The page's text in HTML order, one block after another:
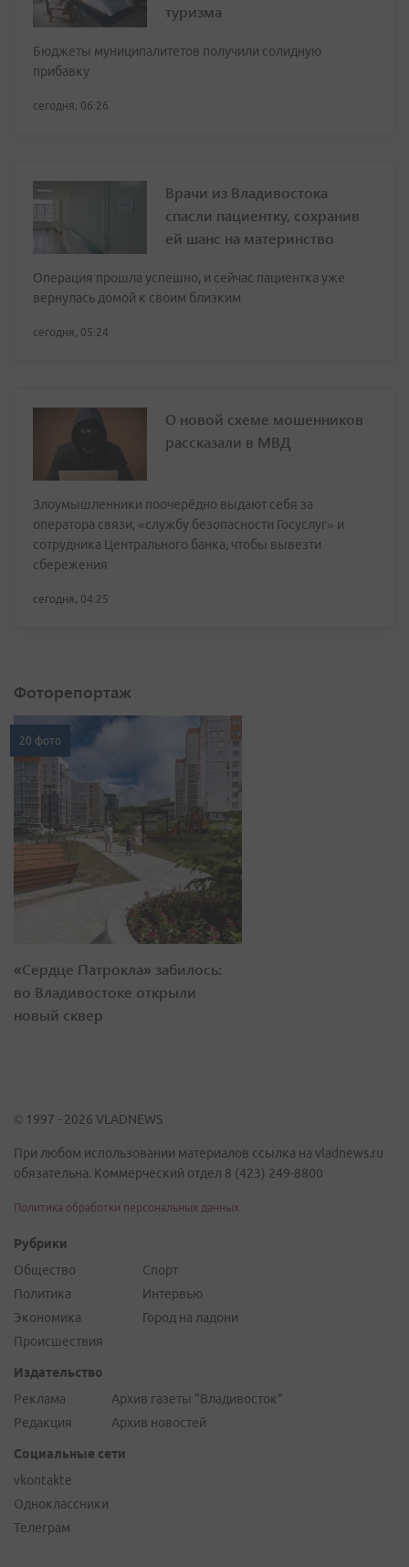
туризма
Бюджеты муниципалитетов получили солидную
прибавку
сегодня, 06:26
Врачи из Владивостока
спасли пациентку, сохранив
ей шанс на материнство
Операция прошла успешно, и сейчас пациентка уже
вернулась домой к своим близким
сегодня, 05:24
О новой схеме мошенников
рассказали в МВД
Злоумышленники поочерёдно выдают себя за
оператора связи, «службу безопасности Госуслуг» и
сотрудника Центрального банка, чтобы вывезти
сбережения
сегодня, 04:25
Фоторепортаж
20 фото
«Сердце Патрокла» забилось:
во Владивостоке открыли
новый сквер
© 1997 - 2026 VLADNEWS
При любом использовании материалов ссылка на vladnews.ru
обязательна. Коммерческий отдел 8 (423) 249-8800
Политика обработки персональных данных
Рубрики
Общество
Политика
Экономика
Происшествия
Спорт
Интервью
Город на ладони
Издательство
Реклама
Редакция
Архив газеты "Владивосток"
Архив новостей
Социальные сети
vkontakte
Одноклассники
Телеграм